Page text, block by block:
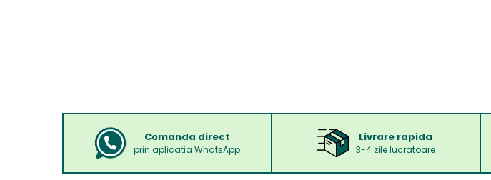
Comanda direct
prin aplicatia WhatsApp
Livrare rapida
3-4 zile lucratoare